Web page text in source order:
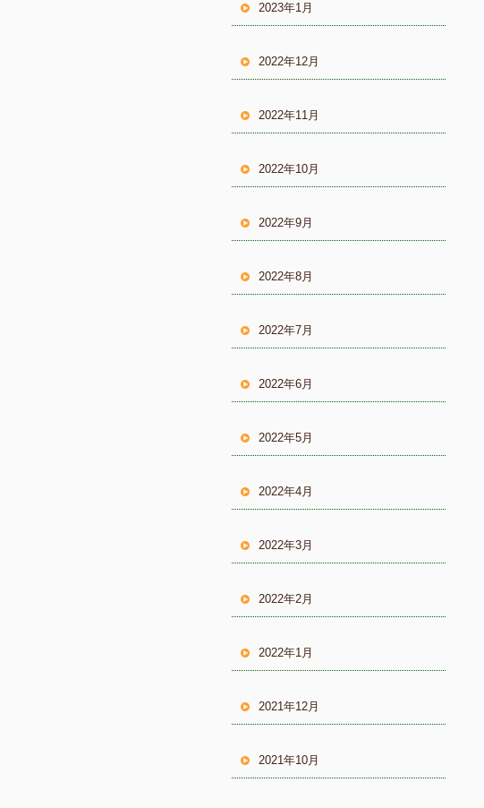
2023年1月
2022年12月
2022年11月
2022年10月
2022年9月
2022年8月
2022年7月
2022年6月
2022年5月
2022年4月
2022年3月
2022年2月
2022年1月
2021年12月
2021年10月